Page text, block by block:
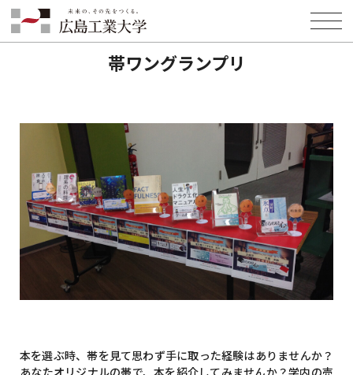
HOME イベント情報 帯ワングランプリ
帯ワングランプリ
本を選ぶ時、帯を見て思わず手に取った経験はありませんか？
あなたオリジナルの帯で、本を紹介してみませんか？学内の売